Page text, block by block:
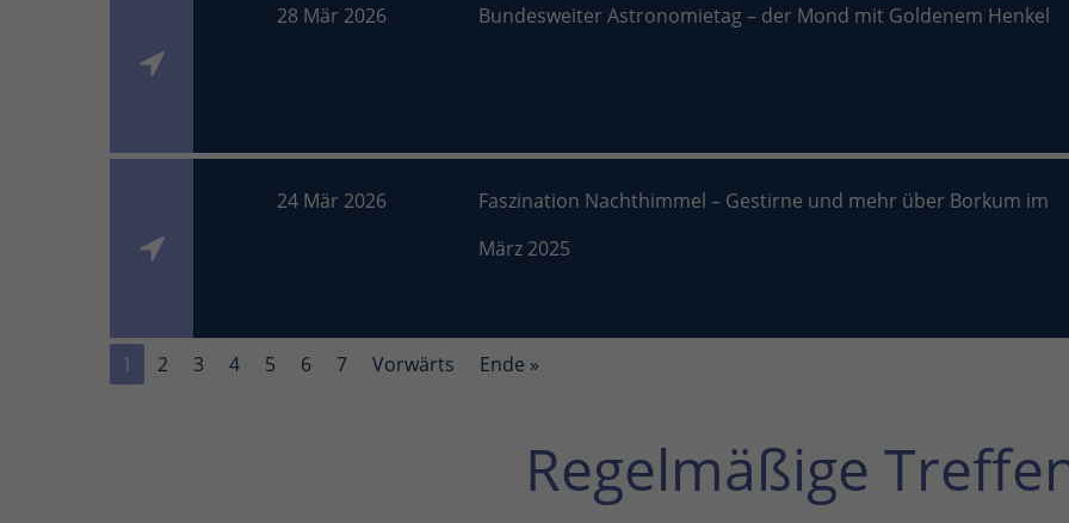
28 Mär 2026 Bundesweiter Astronomietag – der Mond mit Goldenem Henkel
24 Mär 2026
Faszination Nachthimmel – Gestirne und mehr über Borkum im
März 2025
1 2 3 4 5 6 7 Vorwärts Ende »
Regelmäßige